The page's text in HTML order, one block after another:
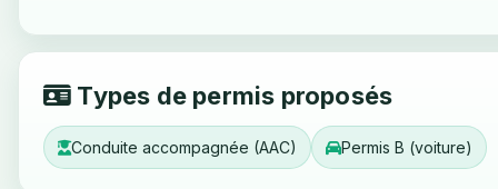
Types de permis proposés
Conduite accompagnée (AAC) Permis B (voiture)